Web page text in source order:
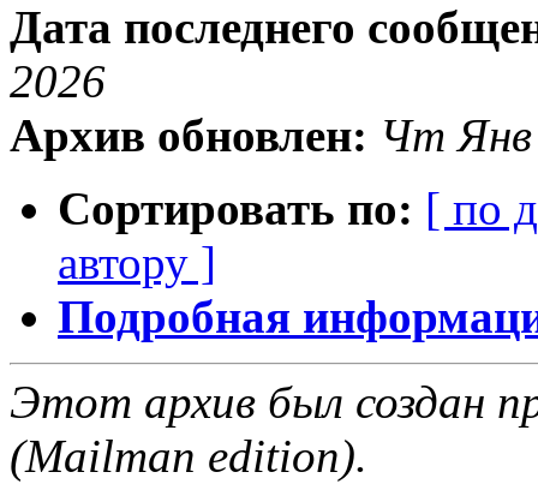
Дата последнего
2026
Архив обновлен: Чт Янв
Сортировать по: [ по
автору ]
Подробная
Этот архив был создан
(Mailman edition).